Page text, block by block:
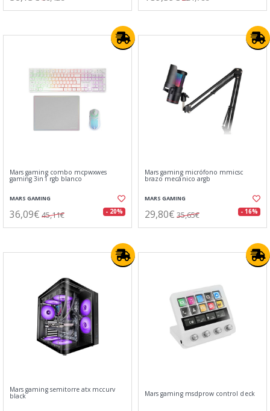
Mars gaming combo mcpwxwes
gaming 3in1 rgb blanco
MARS GAMING
36,09€ 45,11€ - 20%
Mars gaming micrófono mmicsc
brazo mecánico argb
MARS GAMING
29,80€ 35,65€ - 16%
Mars gaming semitorre atx mccurv
black Mars gaming msdprow control deck